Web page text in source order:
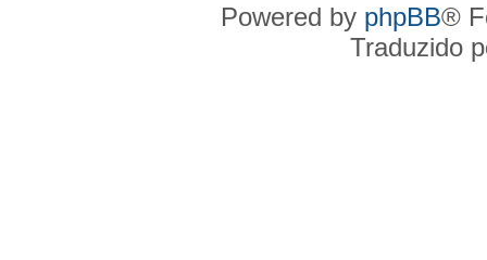
Powered by phpBB®
Traduzido